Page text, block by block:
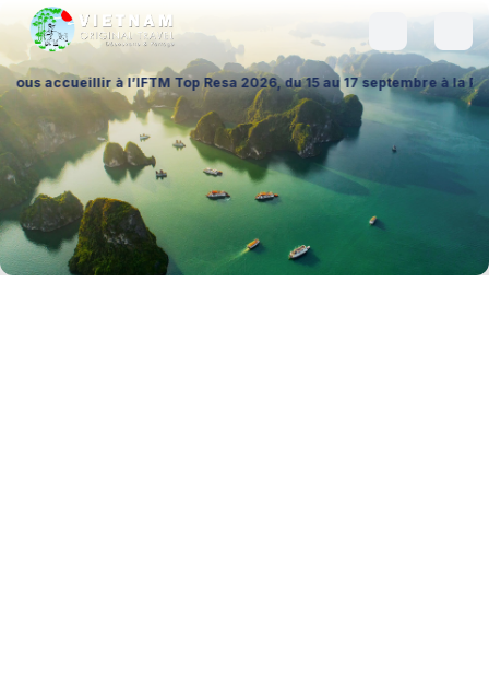
à l’IFTM Top Resa 2026, du 15 au 17 septembre à la Porte de